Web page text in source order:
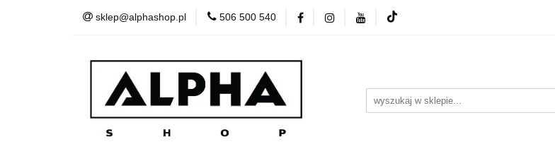
sklep@alphashop.pl 506 500 540
STREFA GSM NEONY LED